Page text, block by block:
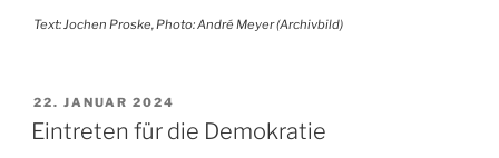
Text: Jochen Proske, Photo: André Meyer (Archivbild)
VERÖFFENTLICHT
AM
22. JANUAR 2024
Eintreten für die Demokratie